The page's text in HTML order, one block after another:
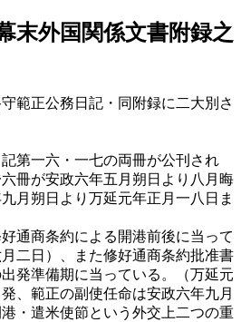
末外国関係文書附録之
範正公務日記・同附録に二大別さ
第一六・一七の両冊が公刊され
冊が安政六年五月朔日より八月晦
月朔日より万延元年正月一八日ま
通商条約による開港前後に当って
二日）、また修好通商条約批准書
発準備期に当っている。（万延元
、範正の副使任命は安政六年九月
・遣米使節という外交上二つの重